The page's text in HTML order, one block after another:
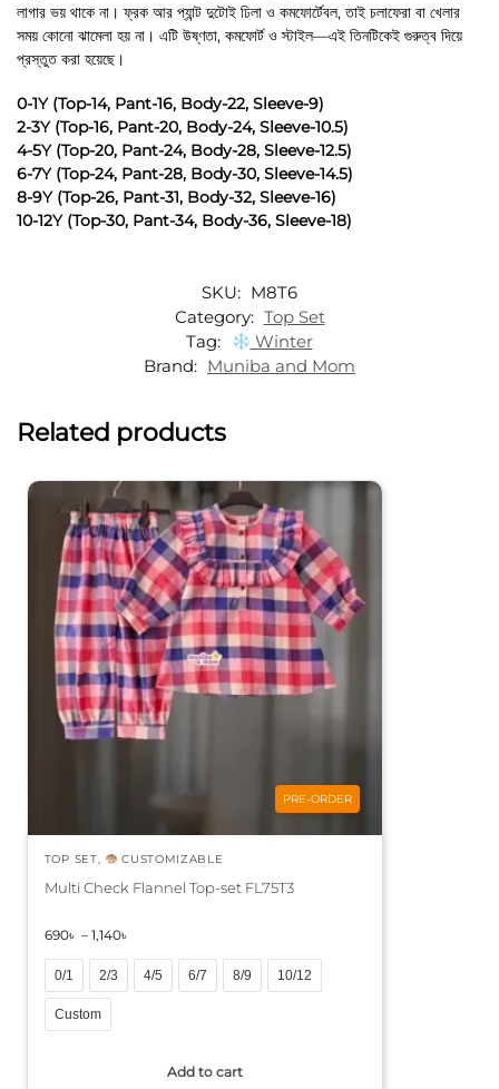
লাগার ভয় থাকে না। ফ্রক আর প্যান্ট দুটোই ঢিলা ও কমফোর্টেবল, তাই চলাফেরা বা খেলার
সময় কোনো ঝামেলা হয় না। এটি উষ্ণতা, কমফোর্ট ও স্টাইল—এই তিনটিকেই গুরুত্ব দিয়ে
প্রস্তুত করা হয়েছে।
0-1Y (Top-14, Pant-16, Body-22, Sleeve-9)
2-3Y (Top-16, Pant-20, Body-24, Sleeve-10.5)
4-5Y (Top-20, Pant-24, Body-28, Sleeve-12.5)
6-7Y (Top-24, Pant-28, Body-30, Sleeve-14.5)
8-9Y (Top-26, Pant-31, Body-32, Sleeve-16)
10-12Y (Top-30, Pant-34, Body-36, Sleeve-18)
SKU: M8T6
Category: Top Set
Tag:
Winter
Brand: Muniba and Mom
Related products
PRE-ORDER
TOP SET, CUSTOMIZABLE
Multi Check Flannel Top-set FL75T3
690৳ – 1,140৳
0/1 2/3 4/5 6/7 8/9 10/12
Custom
Add to cart